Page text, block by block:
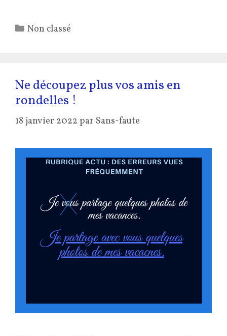
Catégories
Non classé
Ne découpez plus vos amis en
rondelles !
18 janvier 2022 par Sans-faute